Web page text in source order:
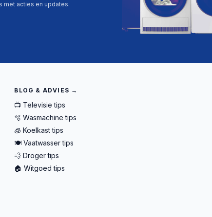
met acties en updates.
BLOG & ADVIES →
📺 Televisie tips
🫧 Wasmachine tips
🧊 Koelkast tips
🍽️ Vaatwasser tips
💨 Droger tips
🏠 Witgoed tips